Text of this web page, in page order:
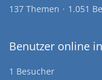
137 Themen 1.051
Benutzer online
1 Besucher